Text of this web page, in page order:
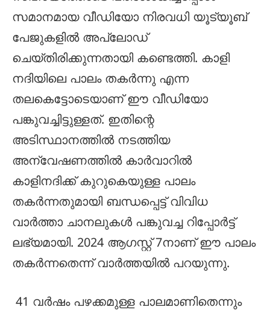
സമാനമായ വീഡിയോ നിരവധി യൂട്യൂബ്
പേജുകളിൽ അപ്ലോഡ്
ചെയ്തിരിക്കുന്നതായി കണ്ടെത്തി. കാളി
നദിയിലെ പാലം തകർന്നു എന്ന
തലകെട്ടോടെയാണ് ഈ വീഡിയോ
പങ്കുവച്ചിട്ടുള്ളത്. ഇതിന്റെ
അടിസ്ഥാനത്തിൽ നടത്തിയ
അന്വേഷണത്തിൽ കാർവാറിൽ
കാളിനദിക്ക് കുറുകെയുള്ള പാലം
തകർന്നതുമായി ബന്ധപ്പെട്ട് വിവിധ
വാർത്താ ചാനലുകൾ പങ്കുവച്ച റിപ്പോർട്ട്
ലഭ്യമായി. 2024 ആഗസ്റ്റ് 7നാണ് ഈ പാലം
തകർന്നതെന്ന് വാർത്തയിൽ പറയുന്നു.
41 വർഷം പഴക്കമുള്ള പാലമാണിതെന്നും